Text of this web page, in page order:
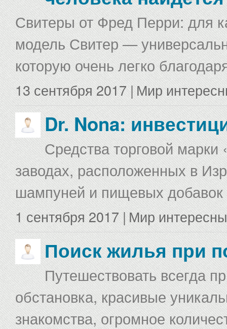
Свитеры от Фред Перри: для
модель Свитер —
которую очень легко
13 сентября 2017 |Мир
Dr. Nona:
Средства торговой
заводах, расположенных в
шампуней и пищевых
1 сентября 2017 |Мир
Поиск жилья при
Путешествовать всегда
обстановка, красивые
знакомства, огромное